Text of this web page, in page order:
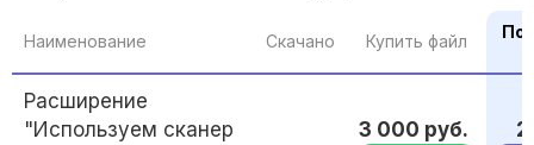
Наименование Скачано Купить файл По
Расширение
"Используем сканер
3 000 руб.
2